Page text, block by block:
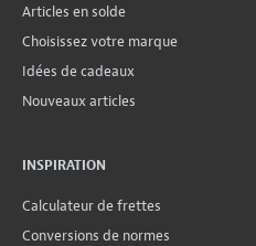
Articles en solde
Choisissez votre marque
Idées de cadeaux
Nouveaux articles
INSPIRATION
Calculateur de frettes
Conversions de normes